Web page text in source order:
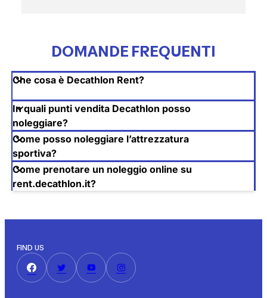
DOMANDE FREQUENTI
Che cosa è Decathlon Rent?
In quali punti vendita Decathlon posso
noleggiare?
Come posso noleggiare l’attrezzatura
sportiva?
Come prenotare un noleggio online su
rent.decathlon.it?
FIND US